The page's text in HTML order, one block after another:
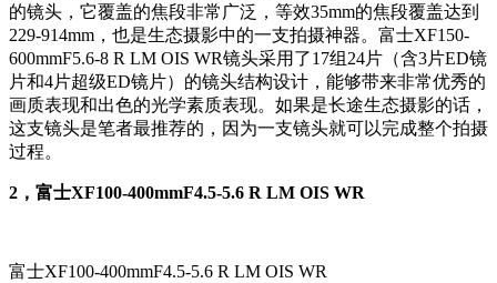
的镜头，它覆盖的焦段非常广泛，等效35mm的焦段覆盖达到
229-914mm，也是生态摄影中的一支拍摄神器。富士XF150-
600mmF5.6-8 R LM OIS WR镜头采用了17组24片（含3片ED镜
片和4片超级ED镜片）的镜头结构设计，能够带来非常优秀的
画质表现和出色的光学素质表现。如果是长途生态摄影的话，
这支镜头是笔者最推荐的，因为一支镜头就可以完成整个拍摄
过程。
2，富士XF100-400mmF4.5-5.6 R LM OIS WR
富士XF100-400mmF4.5-5.6 R LM OIS WR